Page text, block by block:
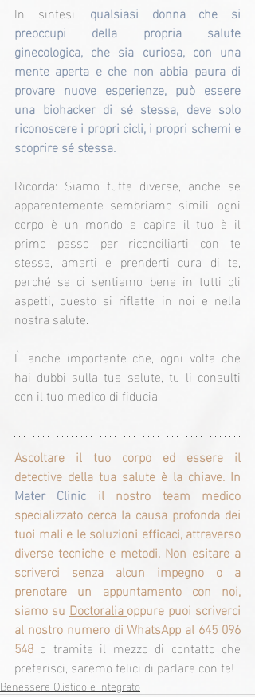
In sintesi, qualsiasi donna che si
preoccupi della propria salute
ginecologica, che sia curiosa, con una
mente aperta e che non abbia paura di
provare nuove esperienze, può essere
una biohacker di sé stessa, deve solo
riconoscere i propri cicli, i propri schemi e
scoprire sé stessa.
Ricorda: Siamo tutte diverse, anche se
apparentemente sembriamo simili, ogni
corpo è un mondo e capire il tuo è il
primo passo per riconciliarti con te
stessa, amarti e prenderti cura di te,
perché se ci sentiamo bene in tutti gli
aspetti, questo si riflette in noi e nella
nostra salute.
È anche importante che, ogni volta che
hai dubbi sulla tua salute, tu li consulti
con il tuo medico di fiducia.
Ascoltare il tuo corpo ed essere il
Mater Clinic il nostro team medico
specializzato cerca la causa profonda dei
tuoi mali e le soluzioni efficaci, attraverso
diverse tecniche e metodi. Non esitare a
scriverci senza alcun impegno o a
prenotare un appuntamento con noi,
siamo su Doctoralia oppure puoi scriverci
al nostro numero di WhatsApp al 645 096
548 o tramite il mezzo di contatto che
preferisci, saremo felici di parlare con te!
Benessere Olistico e Integrato